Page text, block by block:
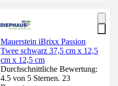
Mauerstein iBrixx Passion
Twee schwarz 37,5 cm x 12,5
cm x 12,5 cm
Durchschnittliche Bewertung:
4.5 von 5 Sternen. 23